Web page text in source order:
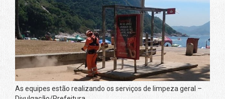
As equipes estão realizando os serviços de limpeza geral –